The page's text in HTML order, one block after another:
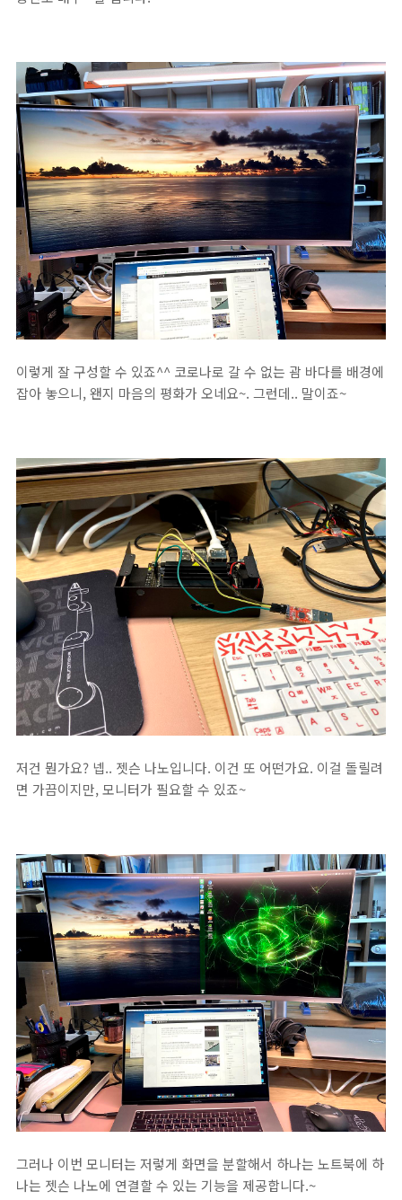
이렇게 잘 구성할 수 있죠^^ 코로나로 갈 수 없는 괌 바다를 배경에
잡아 놓으니, 왠지 마음의 평화가 오네요~. 그런데.. 말이죠~
저건 뭔가요? 넵.. 젯슨 나노입니다. 이건 또 어떤가요. 이걸 돌릴려
면 가끔이지만, 모니터가 필요할 수 있죠~
그러나 이번 모니터는 저렇게 화면을 분할해서 하나는 노트북에 하
나는 젯슨 나노에 연결할 수 있는 기능을 제공합니다.~